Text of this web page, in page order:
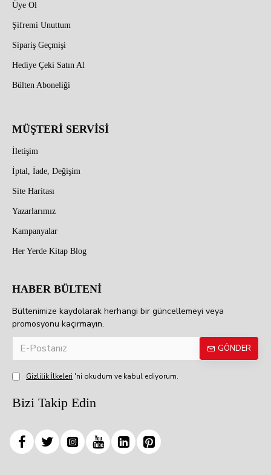
Üye Ol
Şifremi Unuttum
Sipariş Geçmişi
Hediye Çeki Satın Al
Bülten Aboneliği
MÜŞTERİ SERVİSİ
İletişim
İptal, İade, Değişim
Site Haritası
Yazarlarımız
Kampanyalar
Her Yerde Kitap Blog
HABER BÜLTENİ
Bültenimize kaydolarak herhangi bir güncellemeyi veya
promosyonu kaçırmayın.
GÖNDER
Gizlilik İlkeleri 'ni okudum ve kabul ediyorum.
Bizi Takip Edin